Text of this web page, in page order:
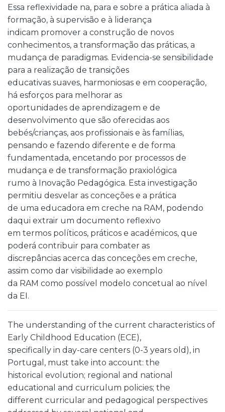
Essa reflexividade na, para e sobre a prática aliada à
formação, à supervisão e à liderança
indicam promover a construção de novos
conhecimentos, a transformação das práticas, a
mudança de paradigmas. Evidencia-se sensibilidade
para a realização de transições
educativas suaves, harmoniosas e em cooperação,
há esforços para melhorar as
oportunidades de aprendizagem e de
desenvolvimento que são oferecidas aos
bebés/crianças, aos profissionais e às famílias,
pensando e fazendo diferente e de forma
fundamentada, encetando por processos de
mudança e de transformação praxiológica
rumo à Inovação Pedagógica. Esta investigação
permitiu desvelar as conceções e a prática
de uma educadora em creche na RAM, podendo
daqui extrair um documento reflexivo
em termos políticos, práticos e académicos, que
poderá contribuir para combater as
discrepâncias acerca das conceções em creche,
assim como dar visibilidade ao exemplo
da RAM como possível modelo concetual ao nível
da EI.
The understanding of the current characteristics of
Early Childhood Education (ECE),
specifically in day-care centers (0-3 years old), in
Portugal, must take into account: the
historical evolution; regional and national
educational and curriculum policies; the
different curricular and pedagogical perspectives